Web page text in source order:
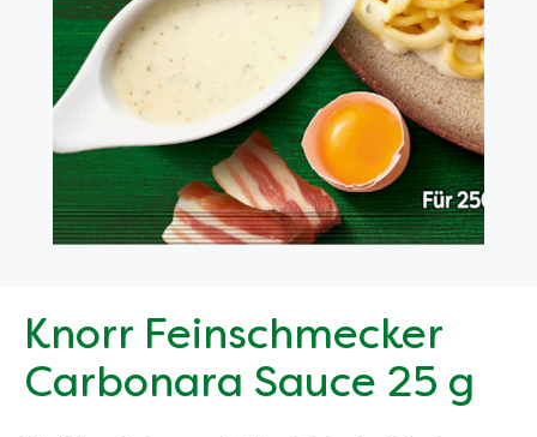
Knorr Feinschmecker
Carbonara Sauce 25 g